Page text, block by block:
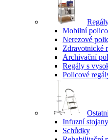
Mobilní
Nerezové
Zdravotnické
Archivační
Regály s
Policové
Infuzní stojany
Schůdky